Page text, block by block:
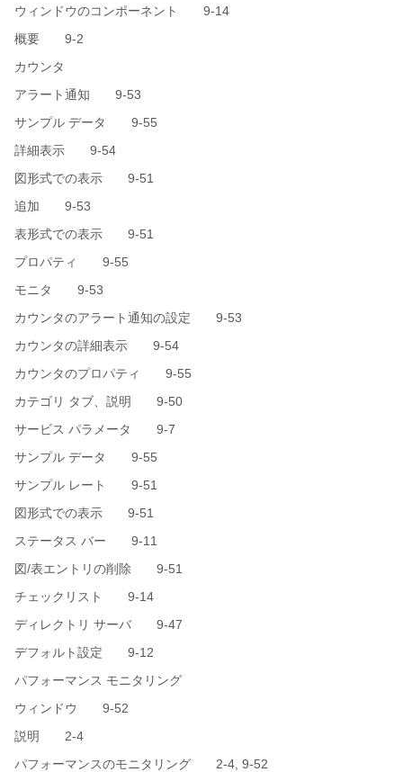
ウィンドウのコンポーネント 9-14
概要 9-2
カウンタ
アラート通知 9-53
サンプル データ 9-55
詳細表示 9-54
図形式での表示 9-51
追加 9-53
表形式での表示 9-51
プロパティ 9-55
モニタ 9-53
カウンタのアラート通知の設定 9-53
カウンタの詳細表示 9-54
カウンタのプロパティ 9-55
カテゴリ タブ、説明 9-50
サービス パラメータ 9-7
サンプル データ 9-55
サンプル レート 9-51
図形式での表示 9-51
ステータス バー 9-11
図/表エントリの削除 9-51
チェックリスト 9-14
ディレクトリ サーバ 9-47
デフォルト設定 9-12
パフォーマンス モニタリング
ウィンドウ 9-52
説明 2-4
パフォーマンスのモニタリング 2-4, 9-52